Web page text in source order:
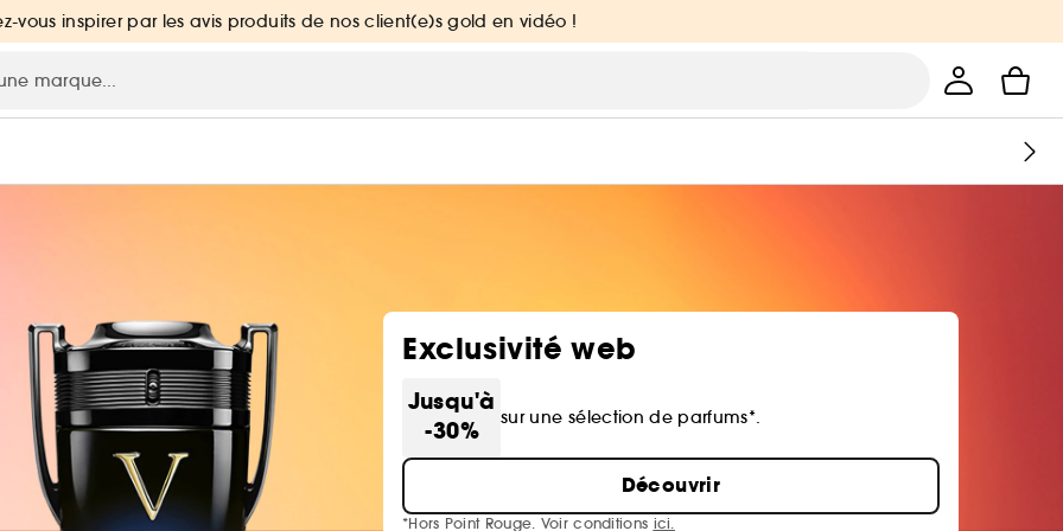
vous inspirer par les avis produits de nos client(e)s gold en vidéo !
Exclusivité web
Jusqu'à
-30%
sur une sélection de parfums*.
Découvrir
*Hors Point Rouge. Voir conditions ici.